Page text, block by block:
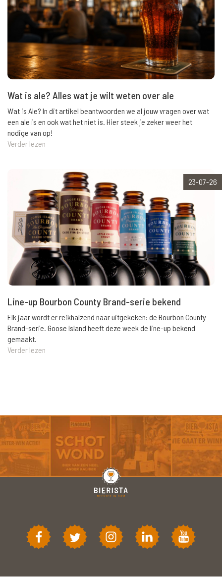
Wat is ale? Alles wat je wilt weten over ale
Wat is Ale? In dit artikel beantwoorden we al jouw vragen over wat
een ale is en ook wat het niet is. Hier steek je zeker weer het
nodige van op!
Verder lezen
23-07-26
Line-up Bourbon County Brand-serie bekend
Elk jaar wordt er reikhalzend naar uitgekeken: de Bourbon County
Brand-serie. Goose Island heeft deze week de line-up bekend
gemaakt.
Verder lezen